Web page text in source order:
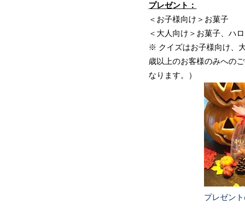
プレゼント：
＜お子様向け＞お菓子
＜大人向け＞お菓子、ハ
※ クイズはお子様向け、
歳以上のお客様のみへの
なります。）
プレゼン